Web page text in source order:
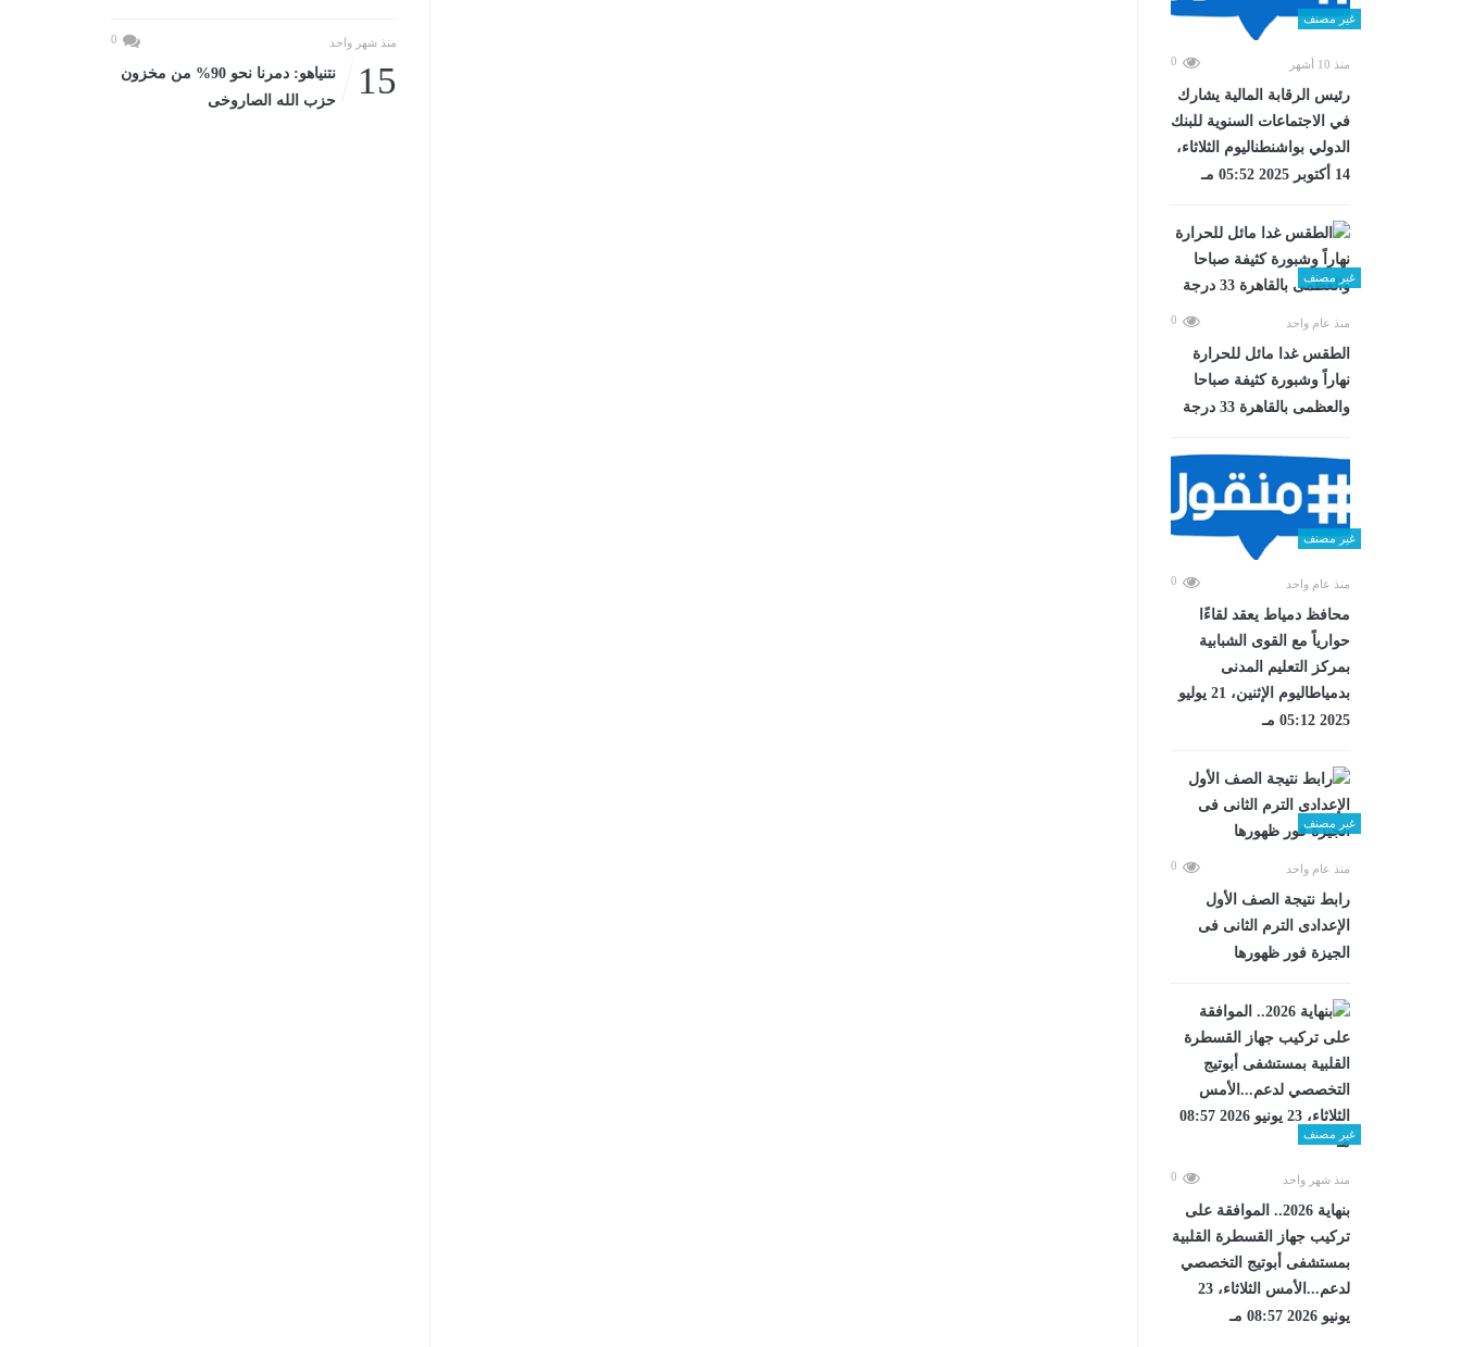
غير مصنف
منذ 10 أشهر 0
رئيس الرقابة المالية يشارك
في الاجتماعات السنوية للبنك
الدولي بواشنطناليوم الثلاثاء،
14 أكتوبر 2025 05:52 مـ
غير مصنف
منذ عام واحد 0
الطقس غدا مائل للحرارة
نهاراً وشبورة كثيفة صباحا
والعظمى بالقاهرة 33 درجة
غير مصنف
منذ عام واحد 0
محافظ دمياط يعقد لقاءًا
حوارياً مع القوى الشبابية
بمركز التعليم المدنى
بدمياطاليوم الإثنين، 21 يوليو
2025 05:12 مـ
غير مصنف
منذ عام واحد 0
رابط نتيجة الصف الأول
الإعدادى الترم الثانى فى
الجيزة فور ظهورها
غير مصنف
منذ شهر واحد 0
بنهاية 2026.. الموافقة على
تركيب جهاز القسطرة القلبية
بمستشفى أبوتيج التخصصي
لدعم...الأمس الثلاثاء، 23
يونيو 2026 08:57 مـ
منذ شهر واحد 0
15
نتنياهو: دمرنا نحو 90% من مخزون
حزب الله الصاروخى